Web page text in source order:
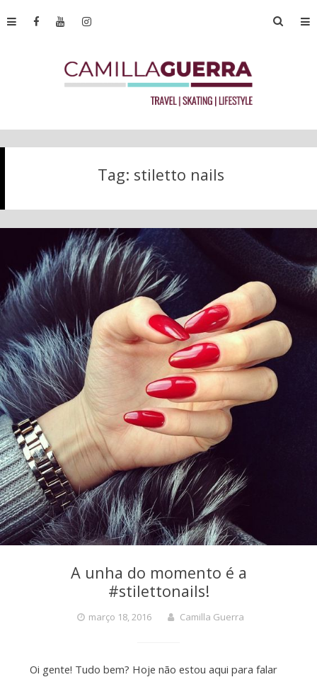
Tag: stiletto nails
A unha do momento é a
#stilettonails!
março 18, 2016 Camilla Guerra
Oi gente! Tudo bem? Hoje não estou aqui para falar